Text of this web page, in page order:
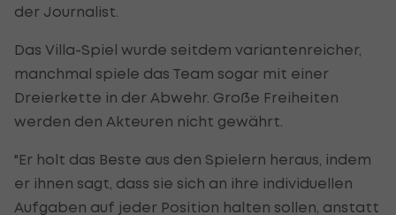
der Journalist.
Das Villa-Spiel wurde seitdem variantenreicher,
manchmal spiele das Team sogar mit einer
Dreierkette in der Abwehr. Große Freiheiten
werden den Akteuren nicht gewährt.
"Er holt das Beste aus den Spielern heraus, indem
er ihnen sagt, dass sie sich an ihre individuellen
Aufgaben auf jeder Position halten sollen, anstatt